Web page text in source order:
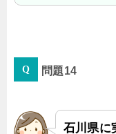
石川県
問題14
石川県に